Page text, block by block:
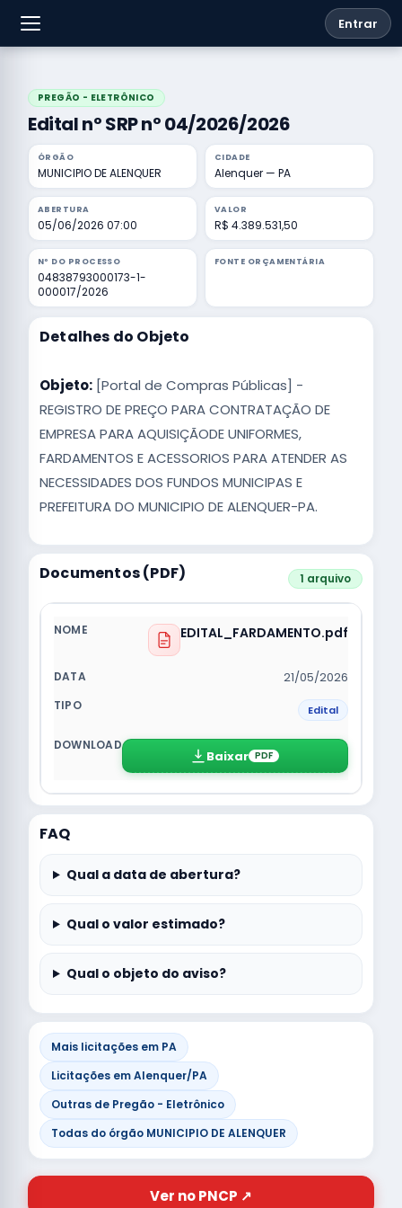
Entrar
PREGÃO - ELETRÔNICO
Edital nº SRP nº 04/2026/2026
ÓRGÃO
MUNICIPIO DE ALENQUER
CIDADE
Alenquer — PA
ABERTURA
05/06/2026 07:00
VALOR
R$ 4.389.531,50
Nº DO PROCESSO
04838793000173-1-
000017/2026
FONTE ORÇAMENTÁRIA
Detalhes do Objeto
Objeto: [Portal de Compras Públicas] -
REGISTRO DE PREÇO PARA CONTRATAÇÃO DE
EMPRESA PARA AQUISIÇÃODE UNIFORMES,
FARDAMENTOS E ACESSORIOS PARA ATENDER AS
NECESSIDADES DOS FUNDOS MUNICIPAS E
PREFEITURA DO MUNICIPIO DE ALENQUER-PA.
Documentos (PDF) 1 arquivo
EDITAL_FARDAMENTO.pdf
21/05/2026
Edital
Baixar PDF
FAQ
Qual a data de abertura?
Qual o valor estimado?
Qual o objeto do aviso?
Mais licitações em PA
Licitações em Alenquer/PA
Outras de Pregão - Eletrônico
Todas do órgão MUNICIPIO DE ALENQUER
Ver no PNCP ↗